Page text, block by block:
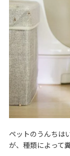
ペットのうんちは
が、種類によって